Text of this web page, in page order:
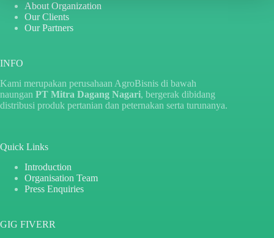
About Organization
Our Clients
Our Partners
INFO
Kami merupakan perusahaan AgroBisnis di bawah
naungan PT Mitra Dagang Nagari, bergerak dibidang
distribusi produk pertanian dan peternakan serta turunanya.
Quick Links
Introduction
Organisation Team
Press Enquiries
GIG FIVERR